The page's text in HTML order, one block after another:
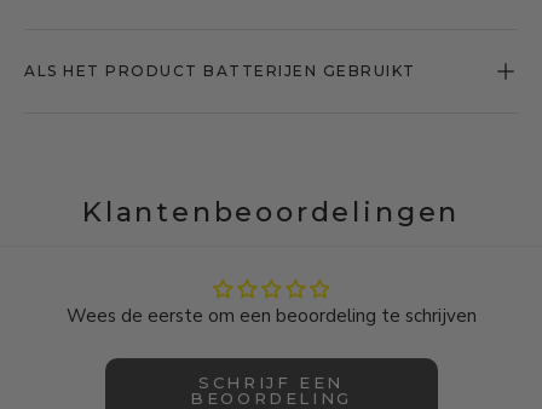
ALS HET PRODUCT BATTERIJEN GEBRUIKT
Klantenbeoordelingen
Wees de eerste om een beoordeling te schrijven
SCHRIJF EEN
BEOORDELING